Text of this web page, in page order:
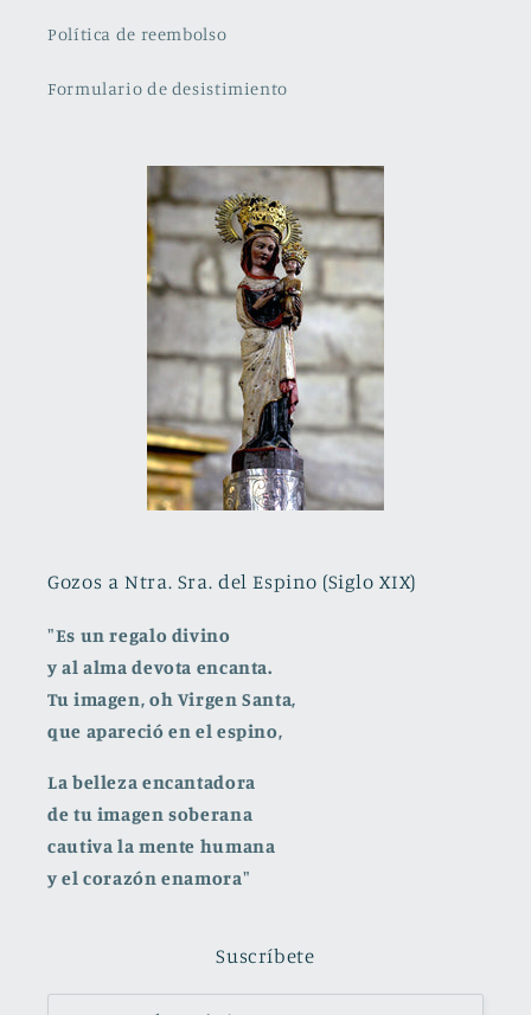
Política de reembolso
Formulario de desistimiento
Gozos a Ntra. Sra. del Espino (Siglo XIX)
"Es un regalo divino
y al alma devota encanta.
Tu imagen, oh Virgen Santa,
que apareció en el espino,
La belleza encantadora
de tu imagen soberana
cautiva la mente humana
y el corazón enamora"
Suscríbete